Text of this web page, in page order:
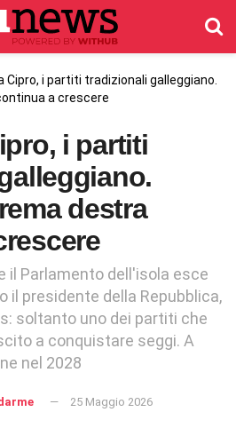
Cipro, i partiti tradizionali galleggiano.
a crescere
i partiti
destra
il Parlamento dell'isola esce
il presidente della Repubblica,
soltanto uno dei partiti che
a conquistare seggi. A
nel 2028
25 Maggio 2026